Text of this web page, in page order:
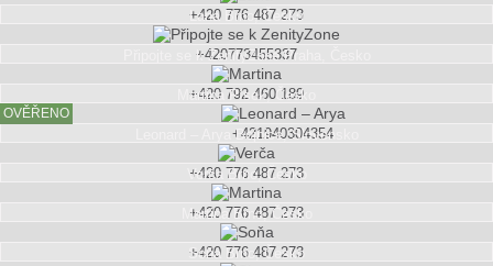
Lana Brno, Česko
+420 776 487 273
Připojte se k ZenityZone Praha, Česko
+420773455337
Martina Písek, Česko
+420 792 460 189
OVĚŘENO
Bojnice, Slovensko
+421940304354
Verča Brno, Česko
+420 776 487 273
Martina Brno, Česko
+420 776 487 273
Soňa Brno, Česko
+420 776 487 273